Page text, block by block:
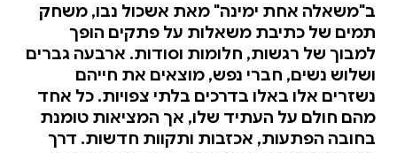
ב"משאלה אחת ימינה" מאת אשכול נבו, משחק
תמים של כתיבת משאלות על פתקים הופך
למבוך של רגשות, חלומות וסודות. ארבעה גברים
ושלוש נשים, חברי נפש, מוצאים את חייהם
נשזרים אלו באלו בדרכים בלתי צפויות. כל אחד
מהם חולם על העתיד שלו, אך המציאות טומנת
בחובה הפתעות, אכזבות ותקוות חדשות. דרך